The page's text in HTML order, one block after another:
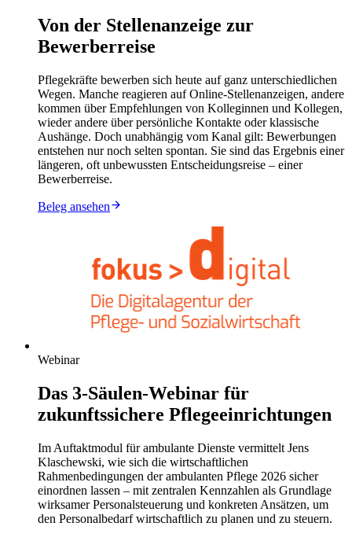
Von der Stellenanzeige zur
Bewerberreise
Pflegekräfte bewerben sich heute auf ganz unterschiedlichen
Wegen. Manche reagieren auf Online-Stellenanzeigen, andere
kommen über Empfehlungen von Kolleginnen und Kollegen,
wieder andere über persönliche Kontakte oder klassische
Aushänge. Doch unabhängig vom Kanal gilt: Bewerbungen
entstehen nur noch selten spontan. Sie sind das Ergebnis einer
längeren, oft unbewussten Entscheidungsreise – einer
Bewerberreise.
Beleg ansehen
Webinar
Das 3-Säulen-Webinar für
zukunftssichere Pflegeeinrichtungen
Im Auftaktmodul für ambulante Dienste vermittelt Jens
Klaschewski, wie sich die wirtschaftlichen
Rahmenbedingungen der ambulanten Pflege 2026 sicher
einordnen lassen – mit zentralen Kennzahlen als Grundlage
wirksamer Personalsteuerung und konkreten Ansätzen, um
den Personalbedarf wirtschaftlich zu planen und zu steuern.